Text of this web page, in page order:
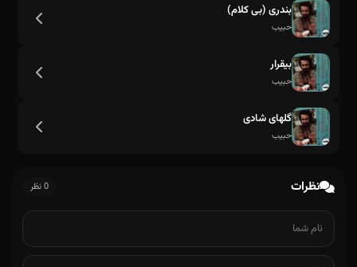
بندری (بی کلام)
حبیب
بیقرار
حبیب
گلهای شادی
حبیب
نظرات 0 نظر